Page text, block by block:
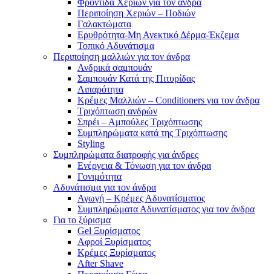
Φροντίδα Χεριών για τον άνδρα
Περιποίηση Χεριών – Ποδιών
Γαλακτώματα
Ερυθρότητα-Μη Ανεκτικό Δέρμα-Έκζεμα
Τοπικό Αδυνάτισμα
Περιποίηση μαλλιών για τον άνδρα
Ανδρικά σαμπουάν
Σαμπουάν Κατά της Πιτυρίδας
Λιπαρότητα
Κρέμες Μαλλιών – Conditioners για τον άνδρα
Τριχόπτωση ανδρών
Σπρέι – Αμπούλες Τριχόπτωσης
Συμπληρώματα κατά της Τριχόπτωσης
Styling
Συμπληρώματα διατροφής για άνδρες
Ενέργεια & Τόνωση για τον άνδρα
Γονιμότητα
Αδυνάτισμα για τον άνδρα
Αγωγή – Κρέμες Αδυνατίσματος
Συμπληρώματα Αδυνατίσματος για τον άνδρα
Για το ξύρισμα
Gel Ξυρίσματος
Αφροί Ξυρίσματος
Κρέμες Ξυρίσματος
After Shave